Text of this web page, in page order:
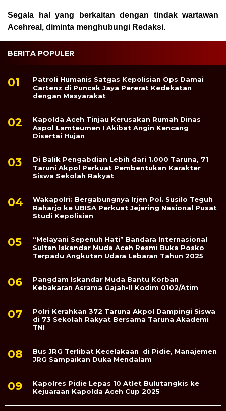
Segala hal yang berkaitan dengan tindak wartawan
Acehreal, diminta menghubungi Redaksi.
BERITA POPULER
Patroli Humanis Satgas Kepolisian Ops Damai
Cartenz di Puncak Jaya Pererat Kedekatan
dengan Masyarakat
Kapolda Aceh Tinjau Kerusakan Rumah Dinas
Aspol Lamteumen I Akibat Angin Kencang
Disertai Hujan
Di Balik Pengabdian Lebih dari 1.000 Taruna, 71
Taruni Akpol Perkuat Pembentukan Karakter
Siswa Sekolah Rakyat
Wakapolri: Bergabungnya Irjen Pol. Susilo Teguh
Raharjo ke UBISA Perkuat Jejaring Nasional Pusat
Studi Kepolisian
“Melayani Sepenuh Hati” Bandara Internasional
Sultan Iskandar Muda Aceh Resmi Buka Posko
Terpadu Angkutan Udara Lebaran Tahun 2025
Pangdam Iskandar Muda Bantu Korban
Kebakaran Asrama Gajah-II Kodim 0102/Atim
Polri Kerahkan 372 Taruna Akpol Dampingi Siswa
di 73 Sekolah Rakyat Bersama Taruna Akademi
TNI
Bus JRG Terlibat Kecelakaan di Pidie, Manajemen
JRG Sampaikan Duka Mendalam
Kapolres Pidie Lepas 10 Atlet Bulutangkis ke
Kejuaraan Kapolda Aceh Cup 2025